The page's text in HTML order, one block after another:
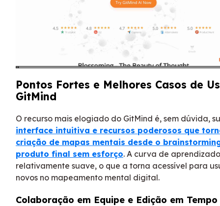
Pontos Fortes e Melhores Casos de
GitMind
O recurso mais elogiado do GitMind é, sem dúvida,
interface intuitiva e recursos poderosos que
criação de mapas mentais desde o
produto final sem esforço. A curva de
relativamente suave, o que a torna acessível para
novos no mapeamento mental digital.
Colaboração em Equipe e Edição em Tempo